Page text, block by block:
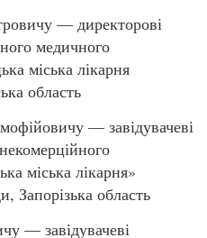
— директорові
медичного
міська лікарня
область
— завідувачеві
міська лікарня»
Запорізька область
— завідувачеві